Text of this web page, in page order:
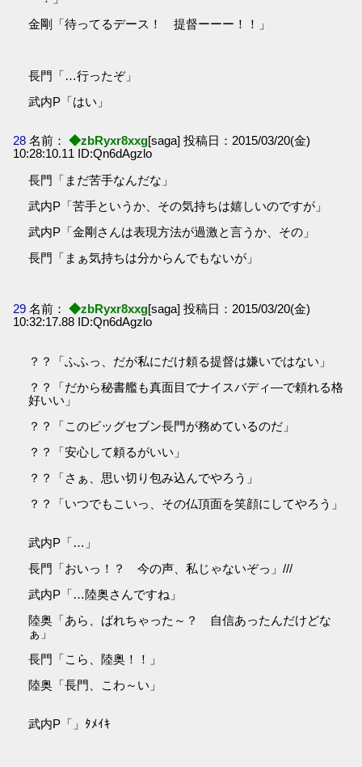
金剛「待ってるデース！ 提督ーーー！！」
長門「…行ったぞ」
武内P「はい」
28 名前： ◆zbRyxr8xxg[saga] 投稿日：2015/03/20(金)
10:28:10.11 ID:Qn6dAgzlo
長門「まだ苦手なんだな」
武内P「苦手というか、その気持ちは嬉しいのですが」
武内P「金剛さんは表現方法が過激と言うか、その」
長門「まぁ気持ちは分からんでもないが」
29 名前： ◆zbRyxr8xxg[saga] 投稿日：2015/03/20(金)
10:32:17.88 ID:Qn6dAgzlo
？？「ふふっ、だが私にだけ頼る提督は嫌いではない」
？？「だから秘書艦も真面目でナイスバディ―で頼れる格
好いい」
？？「このビッグセブン長門が務めているのだ」
？？「安心して頼るがいい」
？？「さぁ、思い切り包み込んでやろう」
？？「いつでもこいっ、その仏頂面を笑顔にしてやろう」
武内P「…」
長門「おいっ！？ 今の声、私じゃないぞっ」///
武内P「…陸奥さんですね」
陸奥「あら、ばれちゃった～？ 自信あったんだけどな
ぁ」
長門「こら、陸奥！！」
陸奥「長門、こわ～い」
武内P「」ﾀﾒｲｷ